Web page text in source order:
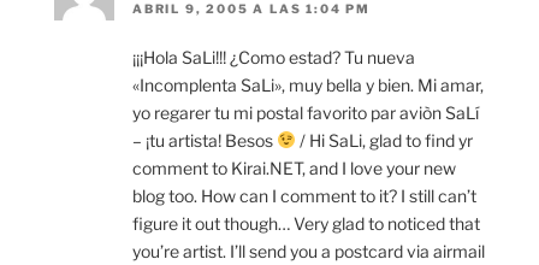
ABRIL 9, 2005 A LAS 1:04 PM
¡¡¡Hola SaLi!!! ¿Como estad? Tu nueva
«Incomplenta SaLi», muy bella y bien. Mi amar,
yo regarer tu mi postal favorito par aviòn SaLí
– ¡tu artista! Besos
/ Hi SaLi, glad to find yr
comment to Kirai.NET, and I love your new
blog too. How can I comment to it? I still can’t
figure it out though… Very glad to noticed that
you’re artist. I’ll send you a postcard via airmail